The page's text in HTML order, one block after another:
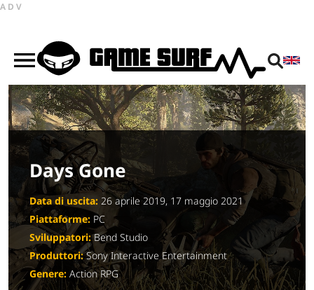
ADV
Days Gone
Data di uscita: 26 aprile 2019, 17 maggio 2021
Piattaforme: PC
Sviluppatori:Bend Studio
Produttori:Sony Interactive Entertainment
Genere: Action RPG